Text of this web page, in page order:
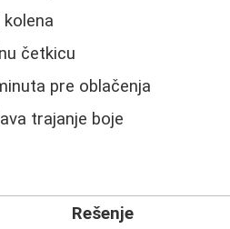
četkicu
pre oblačenja
trajanje boje
Rešenje